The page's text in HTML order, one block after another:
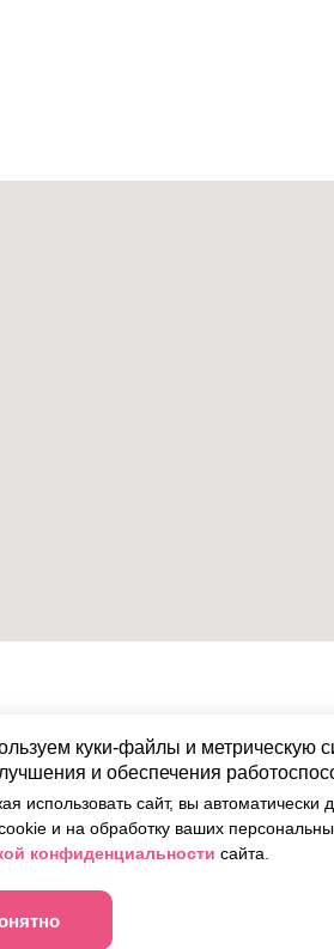
куки-файлы и метрическую
и обеспечения
использовать сайт, вы автоматически
и на обработку ваших
конфиденциальности сайта.
заказных тортов